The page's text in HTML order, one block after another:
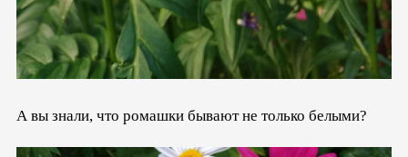
А вы знали, что ромашки бывают не только белыми?